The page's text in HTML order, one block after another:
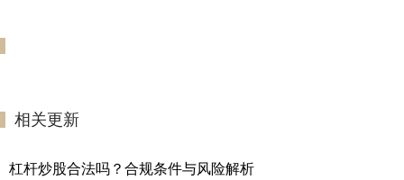
相关更新
杠杆炒股合法吗？合规条件与风险解析